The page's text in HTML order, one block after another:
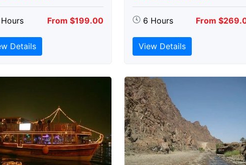
From $199.00
Details
6 Hours From
View Details